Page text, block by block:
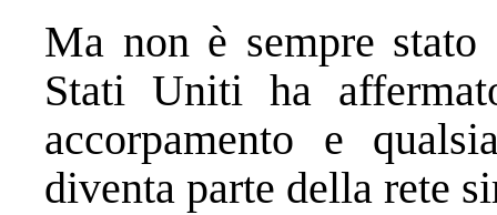
Ma non è sempre
Stati Uniti ha
accorpamento e
diventa parte della rete